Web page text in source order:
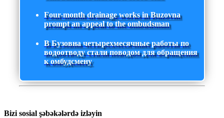
Four-month drainage works in Buzovna
prompt an appeal to the ombudsman
В Бузовна четырехмесячные работы по
водоотводу стали поводом для обращения
к омбудсмену
Bizi sosial şəbəkələrdə izləyin